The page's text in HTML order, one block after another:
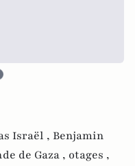
Israël , Benjamin
de Gaza , otages ,